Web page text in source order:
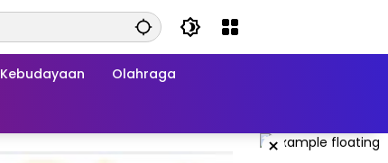
Kebudayaan Olahraga
×